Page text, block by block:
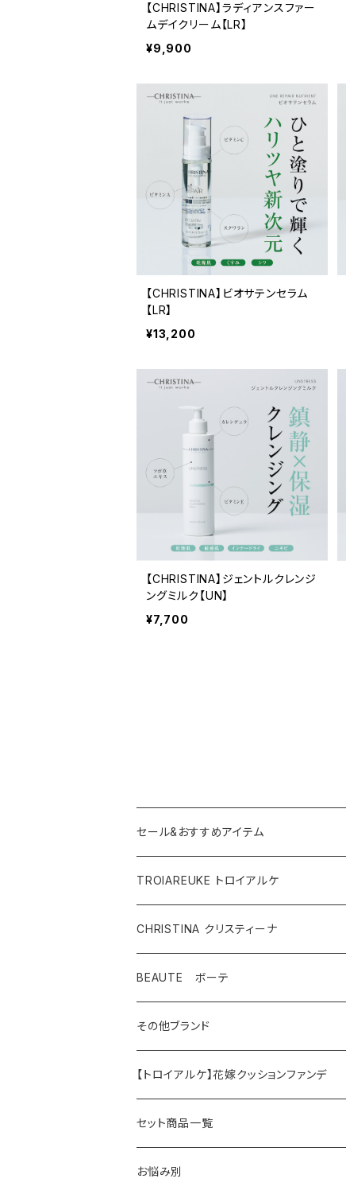
【CHRISTINA】ラディアンスファー
ムデイクリーム【LR】
¥9,900
【CHRISTINA】ビオサテンセラム
【LR】
¥13,200
【CHRISTINA】ジェントルクレンジ
ングミルク【UN】
¥7,700
セール&おすすめアイテム
TROIAREUKE トロイアルケ
CHRISTINA クリスティーナ
テラスキン
ラインリペア
アンストレス
フォーエバーヤング
イラストリアス
BEAUTE ボーテ
その他ブランド
マッコイ
HAAB（ハーブ商品）
HAAB SKIN・その他
ワカサプリ
【トロイアルケ】花嫁クッションファンデ
セット商品一覧
お悩み別